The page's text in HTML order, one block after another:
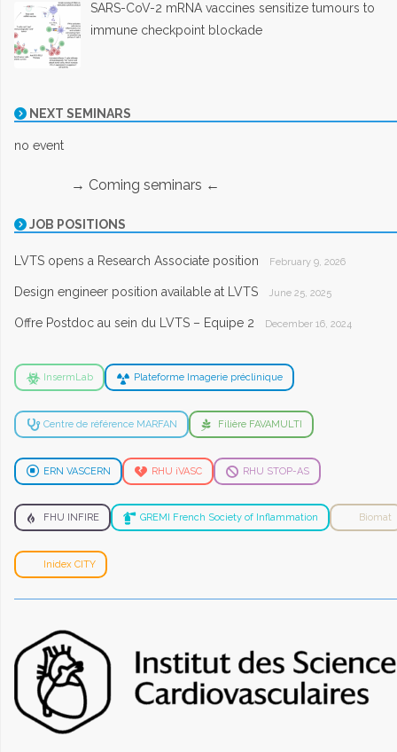
SARS-CoV-2 mRNA vaccines sensitize tumours to
immune checkpoint blockade
NEXT SEMINARS
no event
→ Coming seminars ←
JOB POSITIONS
LVTS opens a Research Associate position February 9, 2026
Design engineer position available at LVTS June 25, 2025
Offre Postdoc au sein du LVTS – Equipe 2 December 16, 2024
InsermLab Plateforme Imagerie préclinique
Centre de référence MARFAN Filière FAVAMULTI
ERN VASCERN RHU iVASC RHU STOP-AS
FHU INFIRE GREMI French Society of Inflammation Biomat
Inidex CITY